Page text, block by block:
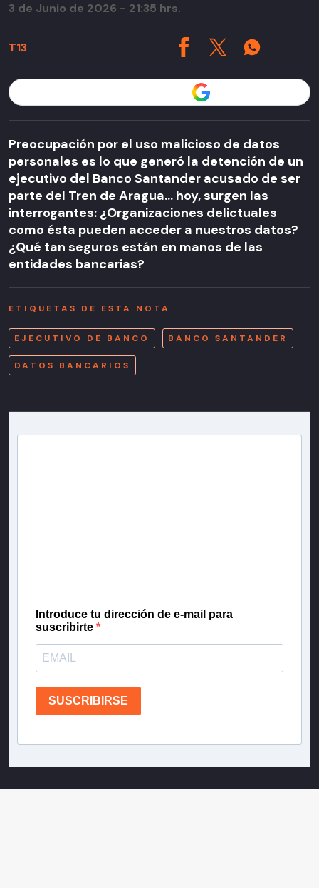
T13
3 de Junio de 2026 - 21:35 hrs.
Preocupación por el uso malicioso de datos
personales es lo que generó la detención de un
ejecutivo del Banco Santander acusado de ser
parte del Tren de Aragua... hoy, surgen las
interrogantes: ¿Organizaciones delictuales
como ésta pueden acceder a nuestros datos?
¿Qué tan seguros están en manos de las
entidades bancarias?
ETIQUETAS DE ESTA NOTA
EJECUTIVO DE BANCO BANCO SANTANDER
DATOS BANCARIOS
Introduce tu dirección de e-mail para
suscribirte
SUSCRIBIRSE